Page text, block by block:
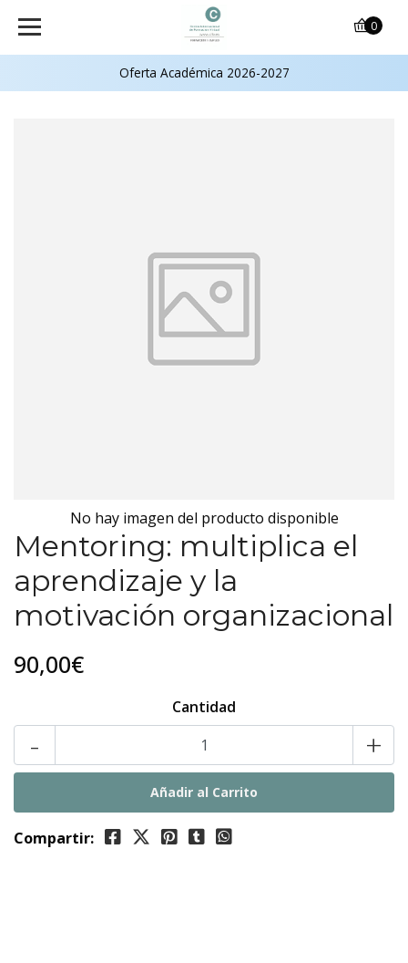
Oferta Académica 2026-2027
0
No hay imagen del producto disponible
Mentoring: multiplica el
aprendizaje y la
motivación organizacional
90,00€
Cantidad
- +
Compartir: